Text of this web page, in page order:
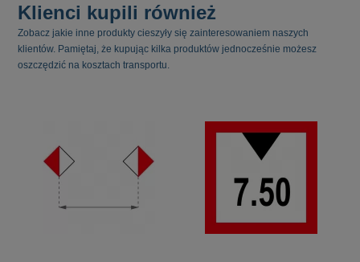
Klienci kupili również
Zobacz jakie inne produkty cieszyły się zainteresowaniem naszych
klientów. Pamiętaj, że kupując kilka produktów jednocześnie możesz
oszczędzić na kosztach transportu.